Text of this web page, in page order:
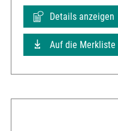
Details anzeigen
Auf die Merkliste